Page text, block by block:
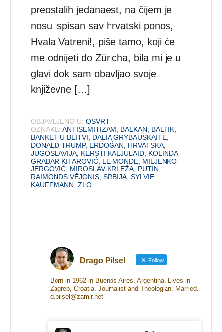
preostalih jedanaest, na čijem je
nosu ispisan sav hrvatski ponos,
Hvala Vatreni!, piše tamo, koji će
me odnijeti do Züricha, bila mi je u
glavi dok sam obavljao svoje
književne […]
OBJAVLJENO U: OSVRT
OZNAKE: ANTISEMITIZAM BALKAN BALTIK
BANKET U BLITVI
DALIA GRYBAUSKAITĖ
DONALD TRUMP, ERDOĞAN HRVATSKA
JUGOSLAVIJA KERSTI KALJULAID KOLINDA
GRABAR KITAROVIĆ LE MONDE MILJENKO
JERGOVIĆ MIROSLAV KRLEŽA PUTIN
RAIMONDS VĒJONIS ,SRBIJA ,SYLVIE
KAUFFMANN ,ZLO
Drago Pilsel Follow
Born in 1962 in Buenos Aires, Argentina. Lives in
Zagreb, Croatia. Journalist and Theologian. Married.
d.pilsel@zamir.net